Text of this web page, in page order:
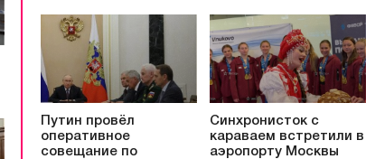
Путин провёл
оперативное
совещание по
Синхронисток с
караваем встретили в
аэропорту Москвы